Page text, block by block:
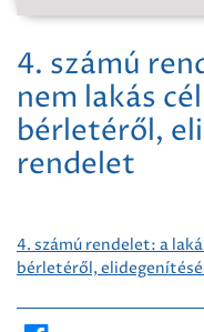
4. számú
nem lakás
bérletéről,
rendelet
4. számú rendelet: a
bérletéről,